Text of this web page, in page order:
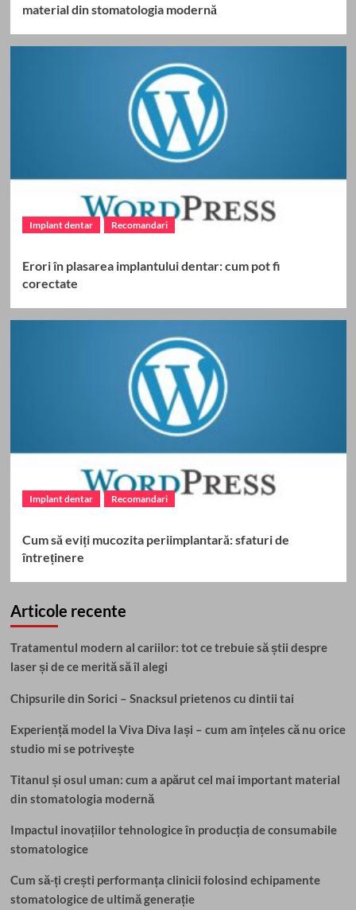
material din stomatologia modernă
Implant dentar Recomandari
Erori în plasarea implantului dentar: cum pot fi
corectate
Implant dentar Recomandari
Cum să eviți mucozita periimplantară: sfaturi de
întreținere
Articole recente
Tratamentul modern al cariilor: tot ce trebuie să știi despre
laser și de ce merită să îl alegi
Chipsurile din Sorici – Snacksul prietenos cu dintii tai
Experiență model la Viva Diva Iași – cum am înțeles că nu orice
studio mi se potrivește
Titanul și osul uman: cum a apărut cel mai important material
din stomatologia modernă
Impactul inovațiilor tehnologice în producția de consumabile
stomatologice
Cum să-ți crești performanța clinicii folosind echipamente
stomatologice de ultimă generație